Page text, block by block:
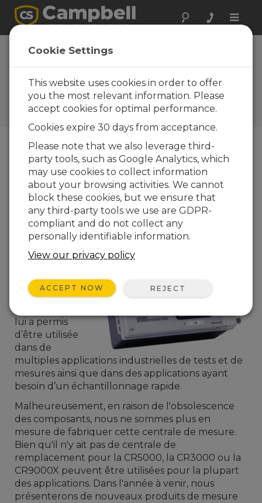
Toggle
Fin de la
commercialisation
de la CR5000
Campbell Update, 4ième
trimestre 2013
Campbell Update, 4ième trimestre 2013
En Janvier 2000, Campbell S cientific lance la
commercialisati
on de la
centrale
d’acquisition de
données
robustesse et
ses grandes
lui a permis
d’être utilisée
dans de
multiples applications industrielles de tests et de
mesures ainsi que dans des applications ayant
besoin d’un échantillonnage rapide.
Malheureusement, en raison de l'obsolescence
des composants, nous ne sommes plus en
mesure de fabriquer cette centrale de mesure.
Bien qu'il n'y ait pas de centrale de
remplacement pour la CR5000, la CR3000 ou la
CR9000X peuvent être utilisées pour la plupart
des applications. Dans l'année à venir, nous
présenterons de nouveaux produits de mesure
Cookie Settings
This website uses cookies in order to offer
you the most relevant information. Please
accept cookies for optimal performance.
Cookies expire 30 days from acceptance.
Please note that we also leverage third-
party tools, such as Google Analytics, which
may use cookies to collect information
about your browsing activities. We cannot
block these cookies, but we ensure that
any third-party tools we use are GDPR-
compliant and do not collect any
personally identifiable information.
View our privacy policy
ACCEPT NOW REJECT